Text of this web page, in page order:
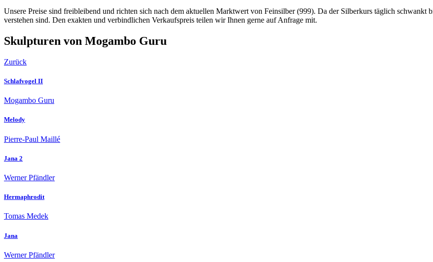
Unsere Preise sind freibleibend und richten sich nach dem aktuellen Marktwert von Feinsilber (999). Da der Silberkurs täglich schwankt
verstehen sind. Den exakten und verbindlichen Verkaufspreis teilen wir Ihnen gerne auf Anfrage mit.
Skulpturen von Mogambo Guru
Zurück
Schlafvogel II
Mogambo Guru
Melody
Pierre-Paul Maillé
Jana 2
Werner Pfändler
Hermaphrodit
Tomas Medek
Jana
Werner Pfändler